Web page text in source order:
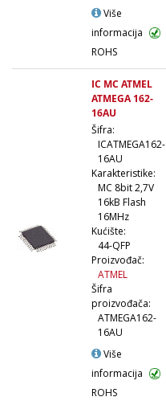
Više
informacija
ROHS
IC MC ATMEL
ATMEGA 162-
16AU
Šifra:
ICATMEGA162-
16AU
Karakteristike:
MC 8bit 2,7V
16kB Flash
16MHz
Kućište:
44-QFP
Proizvođač:
ATMEL
Šifra
proizvođača:
ATMEGA162-
16AU
Više
informacija
ROHS